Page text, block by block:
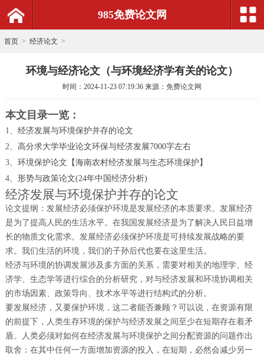
985免费论文网
首页 > 经济论文 >
环境与经济论文（与环境经济学有关的论文）
时间： 2024-11-23 07:19:36 来源： 免费论文网
本文目录一览：
1、 经济发展与环境保护并存的论文
2、 高分求大学毕业论文环保与经济发展7000字左右
3、 环境保护论文【海南农村经济发展与生态环境保护】
4、 形势与政策论文(24年中国经济分析)
经济发展与环境保护并存的论文
论文提纲：发展经济必须保护环境是发展经济的本质要求。发展经济
是为了提高人民的生活水平。在我国发展经济是为了解决人民日益增
长的物质文化需求。发展经济必须保护环境是可持续发展战略的要
求。我们生活的环境，我们的子孙后代也要在这里生活。
经济与环境的协调发展涉及多方面的关系，需要对相关的地理学、经
济学、生态学等进行综合的分析研究，对与经济发展和环境协调相关
的市场因素、政策导向、技术水平等进行结构式的分析。
要发展经济，又要保护环境，这二者能否兼顾？可以说，在资源有限
的前提下，人类生存环境的保护与经济发展之间至少在短期存在着矛
盾。人类必须对如何在经济发展与环境保护之间分配资源的问题作出
取舍：在其中任何一方面增加资源的投入，在短期，必然会减少另一